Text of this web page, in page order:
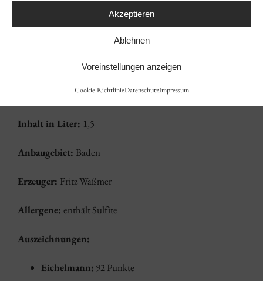
Akzeptieren
Ablehnen
Voreinstellungen anzeigen
Cookie-RichtlinieDatenschutzImpressum
Kork
Trinktemperatur:16-18°C
Inhalt in Liter: 1,5
Anbaugebiet: Baden
Erzeuger: Fritz Waßmer
Allergene: enthält Sulfite
Auszeichnungen:
Eichelmann: 92 Punkte